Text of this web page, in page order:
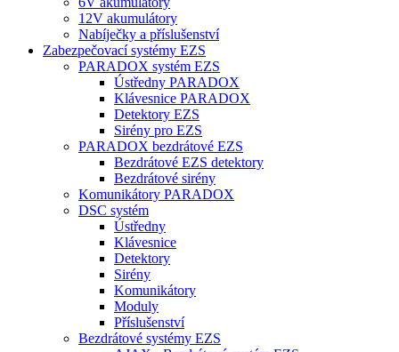
12V akumulátory
Nabíječky a příslušenství
Zabezpečovací systémy EZS
PARADOX systém EZS
Ústředny PARADOX
Klávesnice PARADOX
Detektory EZS
Sirény pro EZS
PARADOX bezdrátové EZS
Bezdrátové EZS detektory
Bezdrátové sirény
Komunikátory PARADOX
DSC systém
Ústředny
Klávesnice
Detektory
Sirény
Komunikátory
Moduly
Příslušenství
Bezdrátové systémy EZS